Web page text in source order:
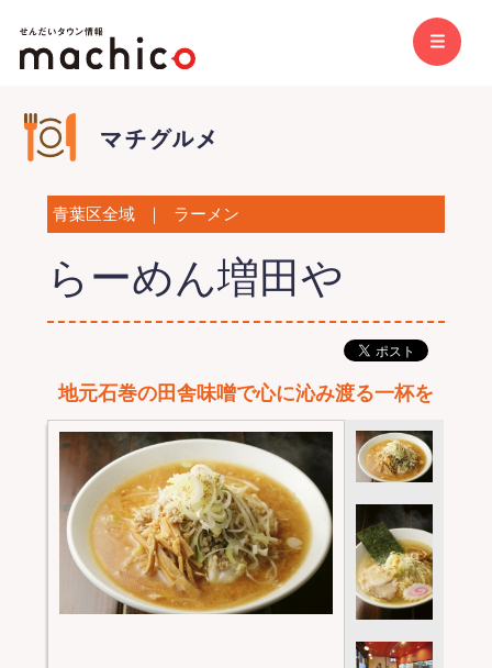
青葉区全域 ｜ ラーメン
らーめん増田や
地元石巻の田舎味噌で心に沁み渡る一杯を